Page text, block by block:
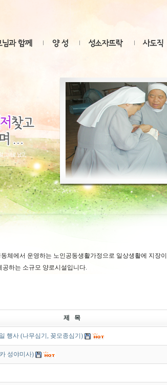
체에서 운영하는 노인공동생활가정으로 일상생활에 지장
하는 소규모 양로시설입니다.
제 목
행사 (나무심기, 꽂모종심기)
성야미사)